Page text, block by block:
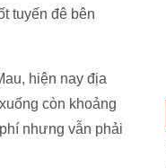
tuyến đê bên
hiện nay địa
còn khoảng
nhưng vẫn phải